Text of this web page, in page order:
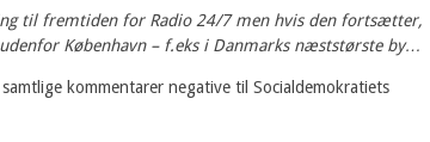
til fremtiden for Radio 24/7 men hvis den fortsætter,
København – f.eks i Danmarks næststørste by…
kommentarer negative til Socialdemokratiets